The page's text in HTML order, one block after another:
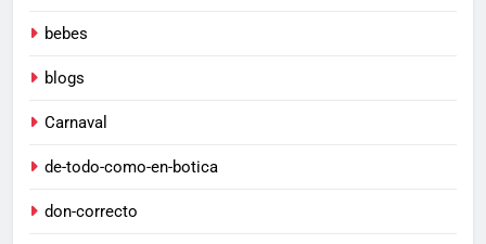
bebes
blogs
Carnaval
de-todo-como-en-botica
don-correcto